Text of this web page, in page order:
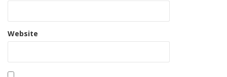
Website